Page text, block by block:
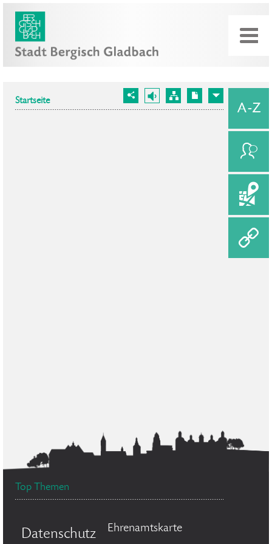
Startseite
Top Themen
Datenschutz Ehrenamtskarte